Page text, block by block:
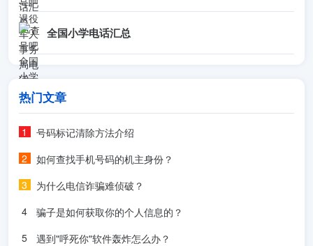
全国小学电话汇总
热门文章
号码标记清除方法介绍
如何查找手机号码的机主身份？
为什么电信诈骗难侦破？
骗子是如何获取你的个人信息的？
遇到"呼死你"软件轰炸怎么办？